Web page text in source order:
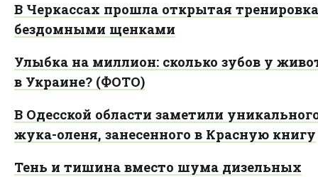
В Черкассах прошла открытая
бездомными щенками
Улыбка на миллион: сколько зубов у
в Украине? (ФОТО)
В Одесской области заметили
жука-оленя, занесенного в Красную книгу
Тень и тишина вместо шума дизельных